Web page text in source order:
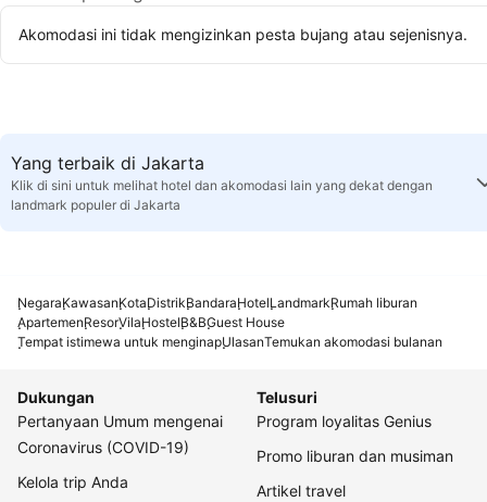
Akomodasi ini tidak mengizinkan pesta bujang atau sejenisnya.
Yang terbaik di Jakarta
Klik di sini untuk melihat hotel dan akomodasi lain yang dekat dengan
landmark populer di Jakarta
NegaraKawasanKotaDistrikBandaraHotelLandmarkRumah liburan
ApartemenResorVilaHostelB&BGuest House
Tempat istimewa untuk menginapUlasanTemukan akomodasi bulanan
Dukungan
Pertanyaan Umum mengenai
Coronavirus (COVID-19)
Kelola trip Anda
Telusuri
Program loyalitas Genius
Promo liburan dan musiman
Artikel travel